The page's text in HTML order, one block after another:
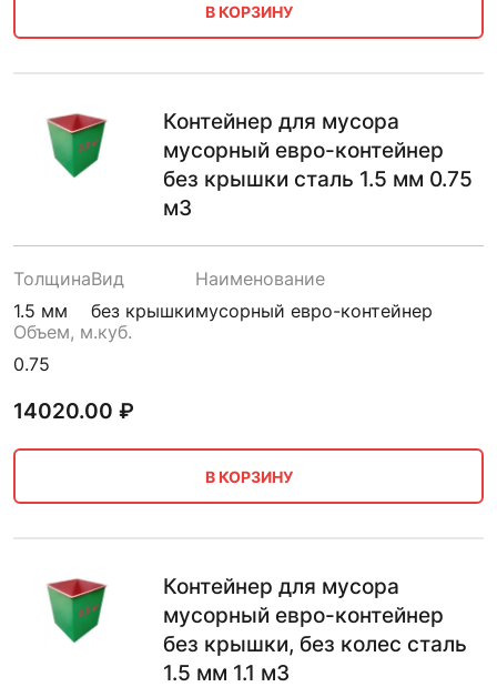
В КОРЗИНУ
Контейнер для мусора
мусорный евро-контейнер
без крышки сталь 1.5 мм 0.75
м3
Толщина
1.5 мм
Вид
без крышки
Наименование
мусорный евро-контейнер
Объем, м.куб.
0.75
14020.00 ₽
В КОРЗИНУ
Контейнер для мусора
мусорный евро-контейнер
без крышки, без колес сталь
1.5 мм 1.1 м3